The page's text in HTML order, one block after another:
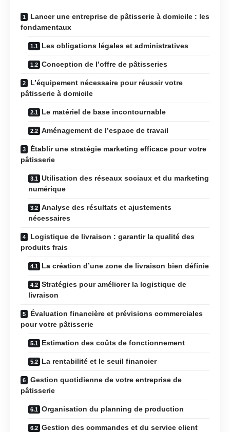
Lancer une entreprise de pâtisserie à domicile : les
fondamentaux
Les obligations légales et administratives
Conception de l’offre de pâtisseries
L’équipement nécessaire pour réussir votre
pâtisserie à domicile
Le matériel de base incontournable
Aménagement de l’espace de travail
Établir une stratégie marketing efficace pour votre
pâtisserie
Utilisation des réseaux sociaux et du marketing
numérique
Analyse des résultats et ajustements
nécessaires
Logistique de livraison : garantir la qualité des
produits frais
La création d’une zone de livraison bien définie
Stratégies pour améliorer la logistique de
livraison
Évaluation financière et prévisions commerciales
pour votre pâtisserie
Estimation des coûts de fonctionnement
La rentabilité et le seuil financier
Gestion quotidienne de votre entreprise de
pâtisserie
Organisation du planning de production
Gestion des commandes et du service client